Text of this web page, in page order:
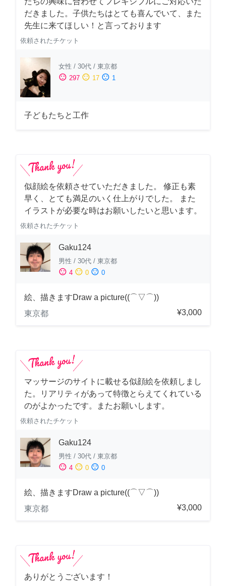
だきました。子供たちはとても喜んでいて、また
先生に来てほしい！と言っております
依頼されたチケット
女性 / 30代 / 東京都
sentiment_satisfied 297 sentiment_neutral 17 sentiment_dissatisfied 1
子どもたちと工作
似顔絵を依頼させていただきました。 修正も素
早く、とても満足のいく仕上がりでした。 また
イラストが必要な時はお願いしたいと思います。
依頼されたチケット
Gaku124
男性 / 30代 / 東京都
sentiment_satisfied 4 sentiment_neutral 0 sentiment_dissatisfied 0
絵、描きますDraw a picture((⌒▽⌒))
東京都
¥3,000
マッサージのサイトに載せる似顔絵を依頼しまし
た。リアリティがあって特徴とらえてくれている
のがよかったです。またお願いします。
依頼されたチケット
Gaku124
男性 / 30代 / 東京都
sentiment_satisfied 4 sentiment_neutral 0 sentiment_dissatisfied 0
絵、描きますDraw a picture((⌒▽⌒))
東京都
¥3,000
ありがとうございます！